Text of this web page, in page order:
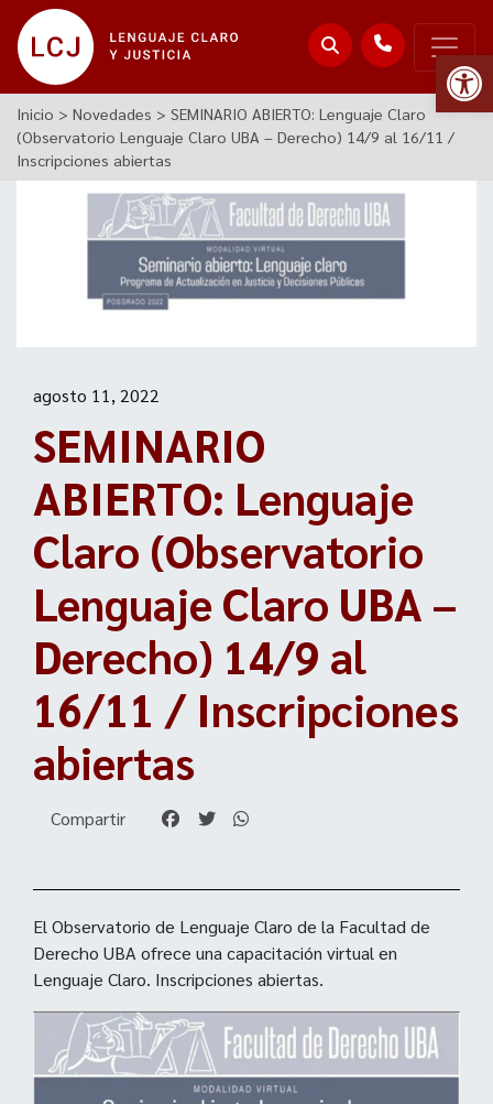
Inicio > Novedades > SEMINARIO ABIERTO: Lenguaje Claro
(Observatorio Lenguaje Claro UBA – Derecho) 14/9 al 16/11 /
Inscripciones abiertas
agosto 11, 2022
SEMINARIO
ABIERTO: Lenguaje
Claro (Observatorio
Lenguaje Claro UBA –
Derecho) 14/9 al
16/11 / Inscripciones
abiertas
Compartir
El Observatorio de Lenguaje Claro de la Facultad de
Derecho UBA ofrece una capacitación virtual en
Lenguaje Claro. Inscripciones abiertas.